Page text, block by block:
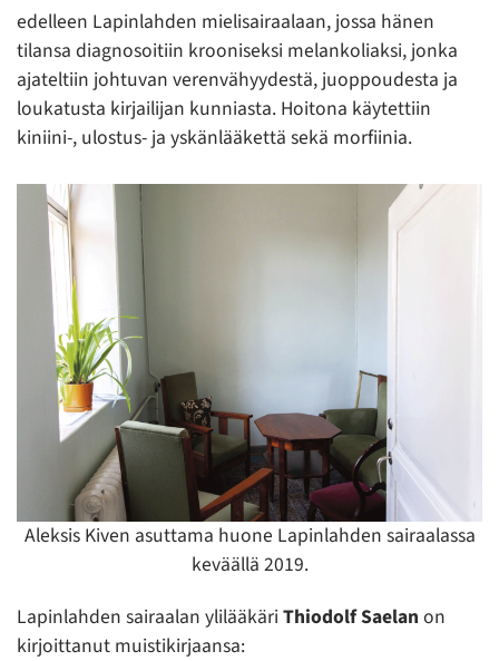
edelleen Lapinlahden mielisairaalaan, jossa hänen
tilansa diagnosoitiin krooniseksi melankoliaksi, jonka
ajateltiin johtuvan verenvähyydestä, juoppoudesta ja
loukatusta kirjailijan kunniasta. Hoitona käytettiin
kiniini-, ulostus- ja yskänlääkettä sekä morfiinia.
Aleksis Kiven asuttama huone Lapinlahden sairaalassa
keväällä 2019.
Lapinlahden sairaalan ylilääkäri Thiodolf Saelan on
kirjoittanut muistikirjaansa: